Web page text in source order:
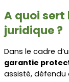
A quoi
juridique ?
garantie
assisté, défendu